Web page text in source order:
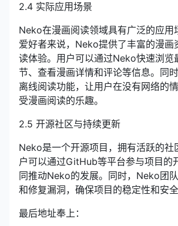
2.4 实际应用场景
Neko在漫画阅读领域具有广泛的应用
爱好者来说，Neko提供了丰富的漫画
读体验。用户可以通过Neko快速浏览
节、查看漫画详情和评论等信息。同
离线阅读功能，让用户在没有网络的
受漫画阅读的乐趣。
2.5 开源社区与持续更新
Neko是一个开源项目，拥有活跃的社
户可以通过GitHub等平台参与项目的
同推动Neko的发展。同时，Neko团
和修复漏洞，确保项目的稳定性和安全
最后地址奉上：